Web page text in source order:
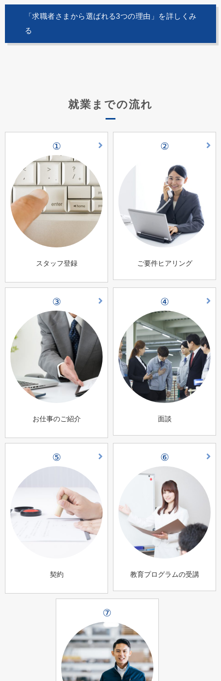
「求職者さまから選ばれる3つの理由」を詳しくみ
る
就業までの流れ
①
スタッフ登録
②
ご要件ヒアリング
③
お仕事のご紹介
④
面談
⑤
契約
⑥
教育プログラムの受講
⑦